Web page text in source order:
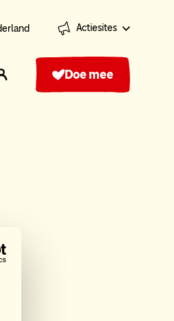
Actiesites
Doe mee